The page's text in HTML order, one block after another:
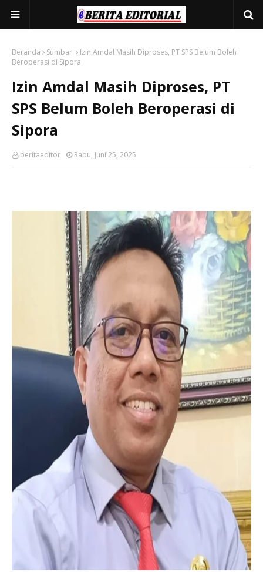
Beranda Sumbar.
Izin Amdal Masih Diproses, PT SPS Belum Boleh
Beroperasi di Sipora
Izin Amdal Masih Diproses, PT
SPS Belum Boleh Beroperasi di
Sipora
beritaeditor Rabu, Juni 25, 2025